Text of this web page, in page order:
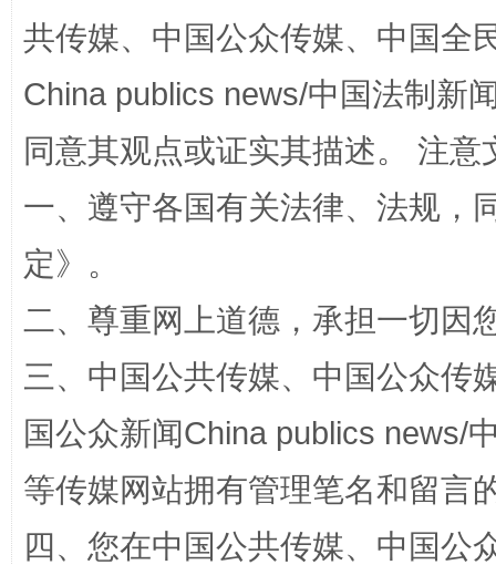
全民健身五年计划来了！等你上场
阿坝州三大球赛在茂县开幕 规模
共传媒、中国公众传媒、中国全
China publics news/中国法制新
同意其观点或证实其描述。 注
一、遵守各国有关法律、法规，
定》。
二、尊重网上道德，承担一切因
三、中国公共传媒、中国公众传
国公众新闻China publics news/
等传媒网站拥有管理笔名和留言
四、您在中国公共传媒、中国公